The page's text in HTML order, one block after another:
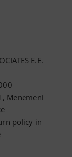
E.E.
Menemeni
policy in